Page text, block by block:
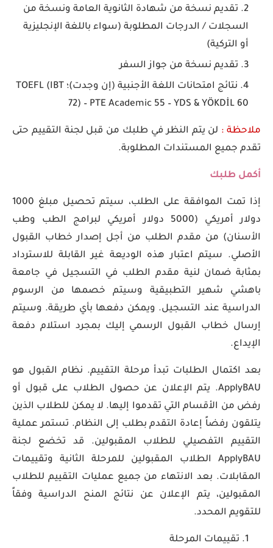
تقديم نسخة من شهادة الثانوية العامة ونسخة من
السجلات / الدرجات المطلوبة (سواء باللغة الإنجليزية
أو التركية)
تقديم نسخة من جواز السفر
نتائج امتحانات اللغة الأجنبية (إن وجدت)؛ TOEFL (IBT
72) – PTE Academic 55 – YDS & YÖKDİL 60
ملاحظة : لن يتم النظر في طلبك من قبل لجنة التقييم حتى
تقدم جميع المستندات المطلوبة.
أكمل طلبك
إذا تمت الموافقة على الطلب، سيتم تحصيل مبلغ 1000
دولار أمريكي (5000 دولار أمريكي لبرامج الطب وطب
الأسنان) من مقدم الطلب من أجل إصدار خطاب القبول
الأصلي. سيتم اعتبار هذه الوديعة غير القابلة للاسترداد
بمثابة ضمان لنية مقدم الطلب في التسجيل في جامعة
باهشي شهير التطبيقية وسيتم خصمها من الرسوم
الدراسية عند التسجيل. ويمكن دفعها بأي طريقة. وسيتم
إرسال خطاب القبول الرسمي إليك بمجرد استلام دفعة
الإيداع.
بعد اكتمال الطلبات تبدأ مرحلة التقييم. نظام القبول هو
ApplyBAU. يتم الإعلان عن حصول الطلاب على قبول أو
رفض من الأقسام التي تقدموا إليها. لا يمكن للطلاب الذين
يتلقون رفضاً إعادة التقدم بطلب إلى النظام. تستمر عملية
التقييم التفصيلي للطلاب المقبولين. قد تخضع لجنة
ApplyBAU الطلاب المقبولين للمرحلة الثانية وتقييمات
المقابلات. بعد الانتهاء من جميع عمليات التقييم للطلاب
المقبولين، يتم الإعلان عن نتائج المنح الدراسية وفقاً
للتقويم المحدد.
تقييمات المرحلة